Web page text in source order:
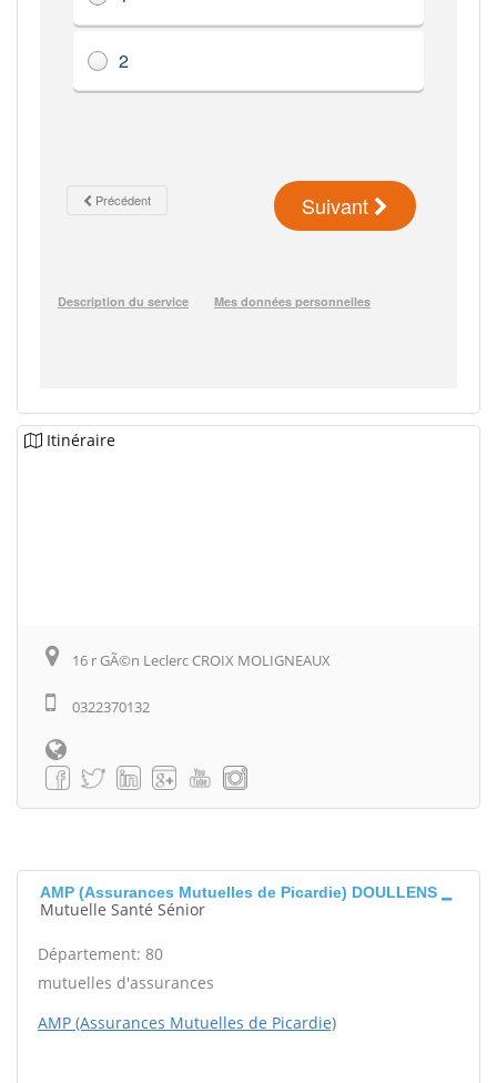
Itinéraire
16 r GÃ©n Leclerc CROIX MOLIGNEAUX
0322370132
AMP (Assurances Mutuelles de Picardie) DOULLENS
Mutuelle Santé Sénior
Département: 80
mutuelles d'assurances
AMP (Assurances Mutuelles de Picardie)